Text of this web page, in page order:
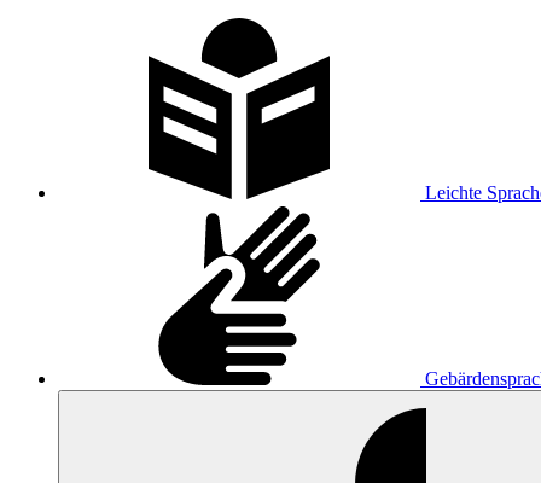
Leichte